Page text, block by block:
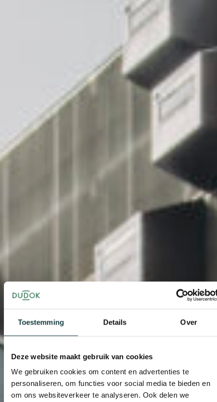
Toestemming Details Over
Deze website maakt gebruik van cookies
We gebruiken cookies om content en advertenties te
personaliseren, om functies voor social media te bieden en
om ons websiteverkeer te analyseren. Ook delen we